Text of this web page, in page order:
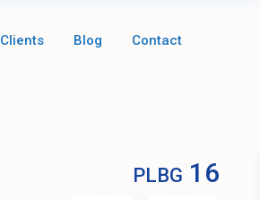
Blog Contact
PLBG 16